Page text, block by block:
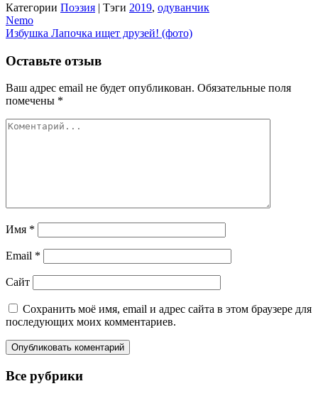
Категории Поэзия | Тэги 2019, одуванчик
Навигация
по
записям
Nemo
Избушка Лапочка ищет друзей! (фото)
Оставьте отзыв
Ваш адрес email не будет опубликован. Обязательные поля
помечены *
Имя *
Email *
Сайт
Сохранить моё имя, email и адрес сайта в этом браузере для
последующих моих комментариев.
Все рубрики